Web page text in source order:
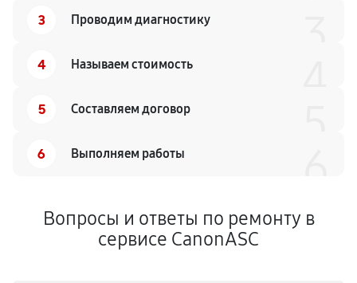
3 Проводим диагностику
4 Называем стоимость
5 Составляем договор
6 Выполняем работы
Вопросы и ответы по ремонту в
сервисе CanonASC